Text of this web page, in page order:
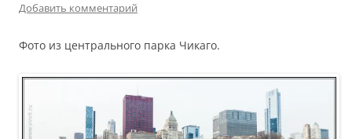
Добавить комментарий
Фото из центрального парка Чикаго.